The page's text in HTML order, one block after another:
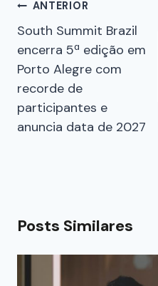
ANTERIOR
South Summit Brazil
encerra 5ª edição em
Porto Alegre com
recorde de
participantes e
anuncia data de 2027
Posts Similares